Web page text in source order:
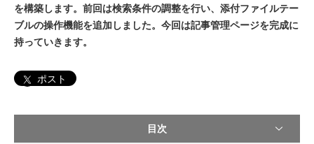
を構築します。前回は検索条件の調整を行い、添付ファイルテー
ブルの操作機能を追加しました。今回は記事管理ページを完成に
持っていきます。
ポスト
目次